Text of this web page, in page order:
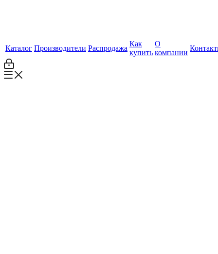
Каталог Производители Распродажа
Как
купить
О
компании